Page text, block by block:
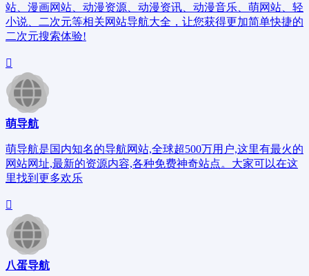
站、漫画网站、动漫资源、动漫资讯、动漫音乐、萌网站、轻
小说、二次元等相关网站导航大全，让您获得更加简单快捷的
二次元搜索体验!
萌导航
萌导航是国内知名的导航网站,全球超500万用户,这里有最火的
网站网址,最新的资源内容,各种免费神奇站点。大家可以在这
里找到更多欢乐
八蛋导航